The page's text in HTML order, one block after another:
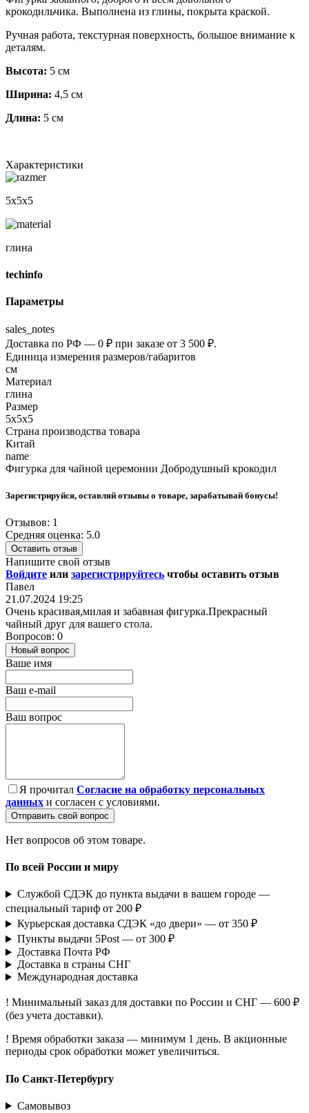
крокодильчика. Выполнена из глины, покрыта краской.
Ручная работа, текстурная поверхность, большое внимание к
деталям.
Высота: 5 см
Ширина: 4,5 см
Длина: 5 см
Характеристики
5х5х5
глина
techinfo
Параметры
sales_notes
Доставка по РФ — 0 ₽ при заказе от 3 500 ₽.
Единица измерения размеров/габаритов
см
Материал
глина
Размер
5х5х5
Страна производства товара
Китай
name
Фигурка для чайной церемонии Добродушный крокодил
Зарегистрируйся, оставляй отзывы о товаре, зарабатывай бонусы!
Отзывов: 1
Средняя оценка: 5.0
Оставить отзыв
Напишите свой отзыв
Войдите или зарегистрируйтесь чтобы оставить отзыв
Павел
21.07.2024 19:25
Очень красивая,милая и забавная фигурка.Прекрасный
чайный друг для вашего стола.
Вопросов: 0
Новый вопрос
Ваше имя
Ваш e-mail
Ваш вопрос
Я прочитал Согласие на обработку персональных
данных и согласен с условиями.
Отправить свой вопрос
Нет вопросов об этом товаре.
По всей России и миру
Службой СДЭК до пункта выдачи в вашем городе —
специальный тариф от 200 ₽
Курьерская доставка СДЭК «до двери» — от 350 ₽
Пункты выдачи 5Post — от 300 ₽
Доставка Почта РФ
Доставка в страны СНГ
Международная доставка
! Минимальный заказ для доставки по России и СНГ — 600 ₽
(без учета доставки).
! Время обработки заказа — минимум 1 день. В акционные
периоды срок обработки может увеличиться.
По Санкт-Петербургу
Самовывоз